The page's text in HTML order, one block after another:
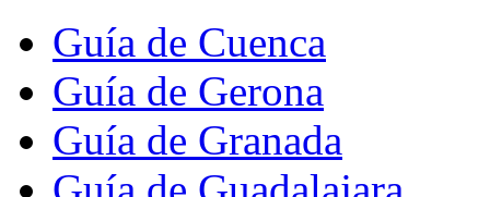
Guía de Cuenca
Guía de Gerona
Guía de Granada